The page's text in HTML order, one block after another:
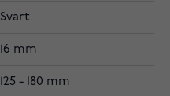
Svart
16 mm
125 - 180 mm